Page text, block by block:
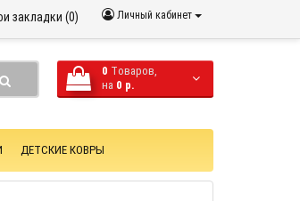
Личный кабинет
закладки (0)
0 Tоваров,
на 0 р.
ДЕТСКИЕ КОВРЫ